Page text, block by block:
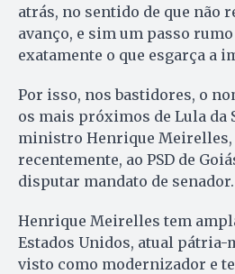
atrás, no sentido de que não
avanço, e sim um passo
exatamente o que esgarça a
Por isso, nos bastidores, o
os mais próximos de Lula da
ministro Henrique Meirelles,
recentemente, ao PSD de
disputar mandato de senador.
Henrique Meirelles tem
Estados Unidos, atual pátria-
visto como modernizador e